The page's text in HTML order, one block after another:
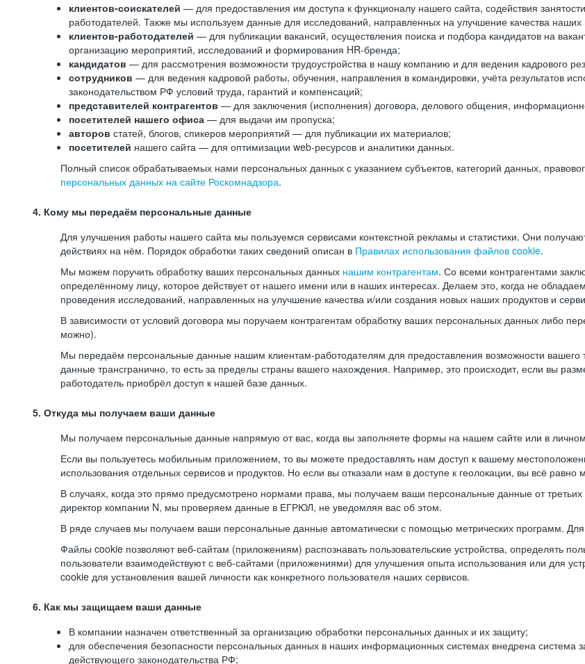
клиентов-соискателей — для предоставления им доступа к функционалу нашего сайта, содействия
работодателей. Также мы используем данные для исследований, направленных на улучшение качества наших
клиентов-работодателей — для публикации вакансий, осуществления поиска и подбора кандидатов на
организацию мероприятий, исследований и формирования HR-бренда;
кандидатов — для рассмотрения возможности трудоустройства в нашу компанию и для ведения кадрового
сотрудников — для ведения кадровой работы, обучения, направления в командировки, учёта результатов
законодательством РФ условий труда, гарантий и компенсаций;
представителей контрагентов — для заключения (исполнения) договора, делового общения,
посетителей нашего офиса — для выдачи им пропуска;
авторов статей, блогов, спикеров мероприятий — для публикации их материалов;
посетителей нашего сайта — для оптимизации web-ресурсов и аналитики данных.
Полный список обрабатываемых нами персональных данных с указанием субъектов, категорий данных,
персональных данных на сайте Роскомнадзора.
4. Кому мы передаём персональные данные
Для улучшения работы нашего сайта мы пользуемся сервисами контекстной рекламы и статистики. Они
действиях на нём. Порядок обработки таких сведений описан в Правилах использования файлов cookie.
Мы можем поручить обработку ваших персональных данных нашим контрагентам. Со всеми контрагентами
определённому лицу, которое действует от нашего имени или в наших интересах. Делаем это, когда не
проведения исследований, направленных на улучшение качества и/или создания новых наших продуктов и
В зависимости от условий договора мы поручаем контрагентам обработку ваших персональных данных либо
можно).
Мы передаём персональные данные нашим клиентам-работодателям для предоставления возможности вашего
данные трансгранично, то есть за пределы страны вашего нахождения. Например, это происходит, если вы
работодатель приобрёл доступ к нашей базе данных.
5. Откуда мы получаем ваши данные
Мы получаем персональные данные напрямую от вас, когда вы заполняете формы на нашем сайте или в личном
Если вы пользуетесь мобильным приложением, то вы можете предоставлять нам доступ к вашему
использования отдельных сервисов и продуктов. Но если вы отказали нам в доступе к геолокации, вы всё равно
В случаях, когда это прямо предусмотрено нормами права, мы получаем ваши персональные данные от
директор компании N, мы проверяем данные в ЕГРЮЛ, не уведомляя вас об этом.
В ряде случаев мы получаем ваши персональные данные автоматически с помощью метрических программ.
Файлы cookie позволяют веб-сайтам (приложениям) распознавать пользовательские устройства, определять
пользователи взаимодействуют с веб-сайтами (приложениями) для улучшения опыта использования или для
cookie для установления вашей личности как конкретного пользователя наших сервисов.
6. Как мы защищаем ваши данные
В компании назначен ответственный за организацию обработки персональных данных и их защиту;
для обеспечения безопасности персональных данных в наших информационных системах внедрена система
действующего законодательства РФ;